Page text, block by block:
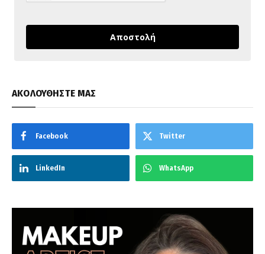
Αποστολή
ΑΚΟΛΟΥΘΗΣΤΕ ΜΑΣ
Facebook Twitter
LinkedIn WhatsApp